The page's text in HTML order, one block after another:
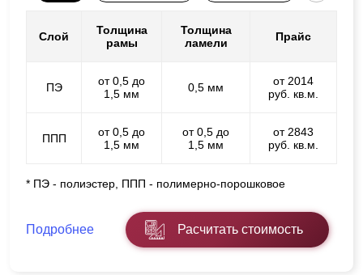
Слой
Толщина
рамы
Толщина
ламели
Прайс
ПЭ
от 0,5 до
1,5 мм
0,5 мм
от 2014
руб. кв.м.
ППП
от 0,5 до
1,5 мм
от 0,5 до
1,5 мм
от 2843
руб. кв.м.
* ПЭ - полиэстер, ППП - полимерно-порошковое
Подробнее Расчитать стоимость